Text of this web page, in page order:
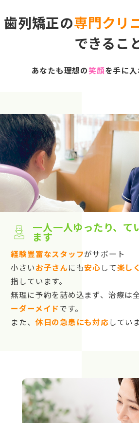
歯列矯正の専門クリ
できるこ
あなたも理想の笑顔を手に
一人一人ゆったり、て
ます
経験豊富なスタッフがサポート
小さいお子さんにも安心して楽しく
指しています。
無理に予約を詰め込まず、治療は
ーダーメイドです。
また、 休日の急患にも対応してい